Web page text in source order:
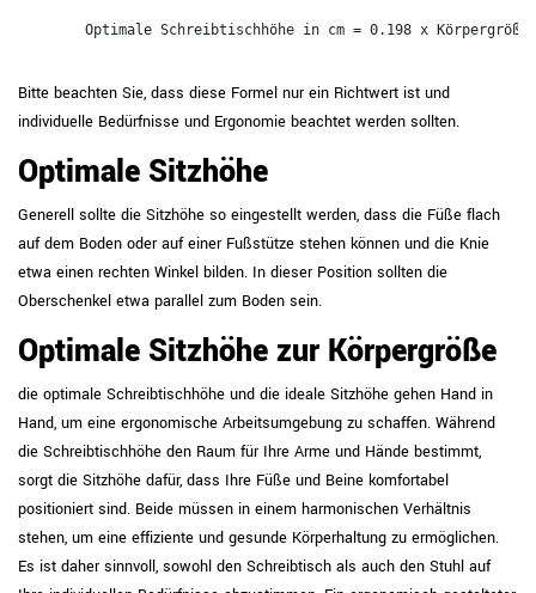
Optimale Schreibtischhöhe in cm = 0.198 x
Bitte beachten Sie, dass diese Formel nur ein Richtwert ist und
individuelle Bedürfnisse und Ergonomie beachtet werden sollten.
Optimale Sitzhöhe
Generell sollte die Sitzhöhe so eingestellt werden, dass die Füße flach
auf dem Boden oder auf einer Fußstütze stehen können und die Knie
etwa einen rechten Winkel bilden. In dieser Position sollten die
Oberschenkel etwa parallel zum Boden sein.
Optimale Sitzhöhe zur Körpergröße
die optimale Schreibtischhöhe und die ideale Sitzhöhe gehen Hand in
Hand, um eine ergonomische Arbeitsumgebung zu schaffen. Während
die Schreibtischhöhe den Raum für Ihre Arme und Hände bestimmt,
sorgt die Sitzhöhe dafür, dass Ihre Füße und Beine komfortabel
positioniert sind. Beide müssen in einem harmonischen Verhältnis
stehen, um eine effiziente und gesunde Körperhaltung zu ermöglichen.
Es ist daher sinnvoll, sowohl den Schreibtisch als auch den Stuhl auf